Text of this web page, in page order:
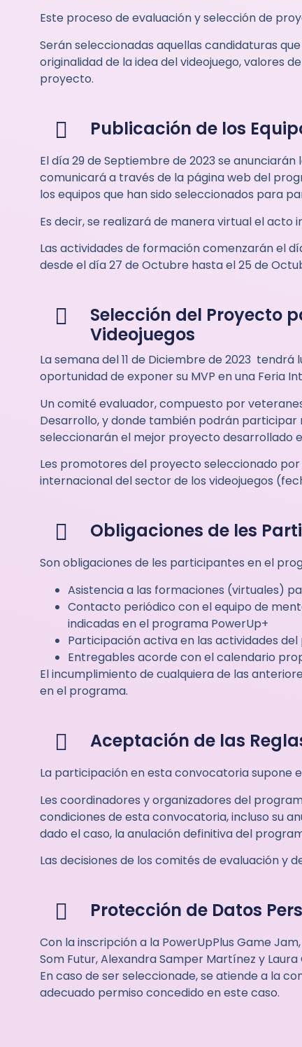
Este proceso de evaluación y selección de
Serán seleccionadas aquellas candidaturas
originalidad de la idea del videojuego, valores
proyecto.
Publicación de los
El día 29 de Septiembre de 2023 se
comunicará a través de la página web del
los equipos que han sido seleccionados para
Es decir, se realizará de manera virtual el
Las actividades de formación comenzarán el
desde el día 27 de Octubre hasta el 25 de
Selección del Proyecto
Videojuegos
La semana del 11 de Diciembre de 2023
oportunidad de exponer su MVP en una Feria
Un comité evaluador, compuesto por
Desarrollo, y donde también podrán
seleccionarán el mejor proyecto desarrollado
Les promotores del proyecto seleccionado
internacional del sector de los videojuegos
Obligaciones de les
Son obligaciones de les participantes en el
Asistencia a las formaciones (virtuales)
Contacto periódico con el equipo de
indicadas en el programa PowerUp+
Participación activa en las actividades
Entregables acorde con el calendario
El incumplimiento de cualquiera de las
en el programa.
Aceptación de las
La participación en esta convocatoria supone
Les coordinadores y organizadores del
condiciones de esta convocatoria, incluso su
dado el caso, la anulación definitiva del
Las decisiones de los comités de evaluación y
Protección de Datos
Con la inscripción a la PowerUpPlus Game
Som Futur, Alexandra Samper Martínez y
En caso de ser seleccionade, se atiende a la
adecuado permiso concedido en este caso.